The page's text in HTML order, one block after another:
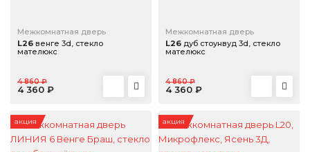
Межкомнатная дверь
L26 венге 3d, стекло
мателюкс
4 360 ₽
4 860 ₽
Межкомнатная дверь
L26 дуб стоунвуд 3d, стекло
мателюкс
4 360 ₽
4 860 ₽
акция акция